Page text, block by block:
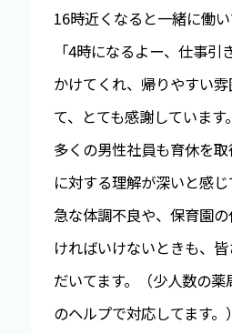
16時近くなると一緒に働い
「4時になるよー、仕事
かけてくれ、帰りやすい
て、とても感謝しています。
多くの男性社員も育休を
に対する理解が深いと感
急な体調不良や、保育園
ければいけないときも、
だいてます。（少人数の
のヘルプで対応してます